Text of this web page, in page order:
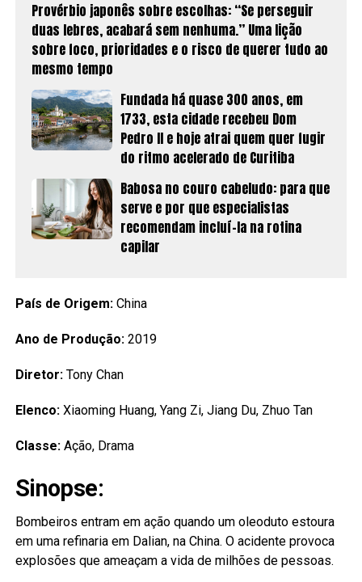
Provérbio japonês sobre escolhas: “Se perseguir
duas lebres, acabará sem nenhuma.” Uma lição
sobre foco, prioridades e o risco de querer tudo ao
mesmo tempo
Fundada há quase 300 anos, em
1733, esta cidade recebeu Dom
Pedro II e hoje atrai quem quer fugir
do ritmo acelerado de Curitiba
Babosa no couro cabeludo: para que
serve e por que especialistas
recomendam incluí-la na rotina
capilar
País de Origem:China
Ano de Produção:2019
Diretor:Tony Chan
Elenco: Xiaoming Huang, Yang Zi, Jiang Du, Zhuo Tan
Classe: Ação, Drama
Sinopse:
Bombeiros entram em ação quando um oleoduto estoura
em uma refinaria em Dalian, na China. O acidente provoca
explosões que ameaçam a vida de milhões de pessoas.